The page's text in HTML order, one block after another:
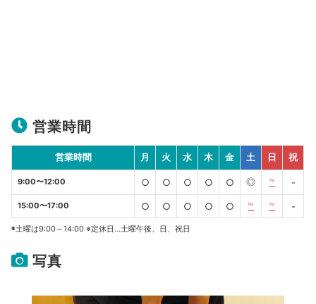
営業時間
営業時間 月 火 水 木 金 土 日 祝
9:00〜12:00 ○ ○ ○ ○ ○ ◎ ℡ -
15:00〜17:00 ○ ○ ○ ○ ○ ℡ ℡ -
◉土曜は9:00～14:00 ※定休日…土曜午後、日、祝日
写真